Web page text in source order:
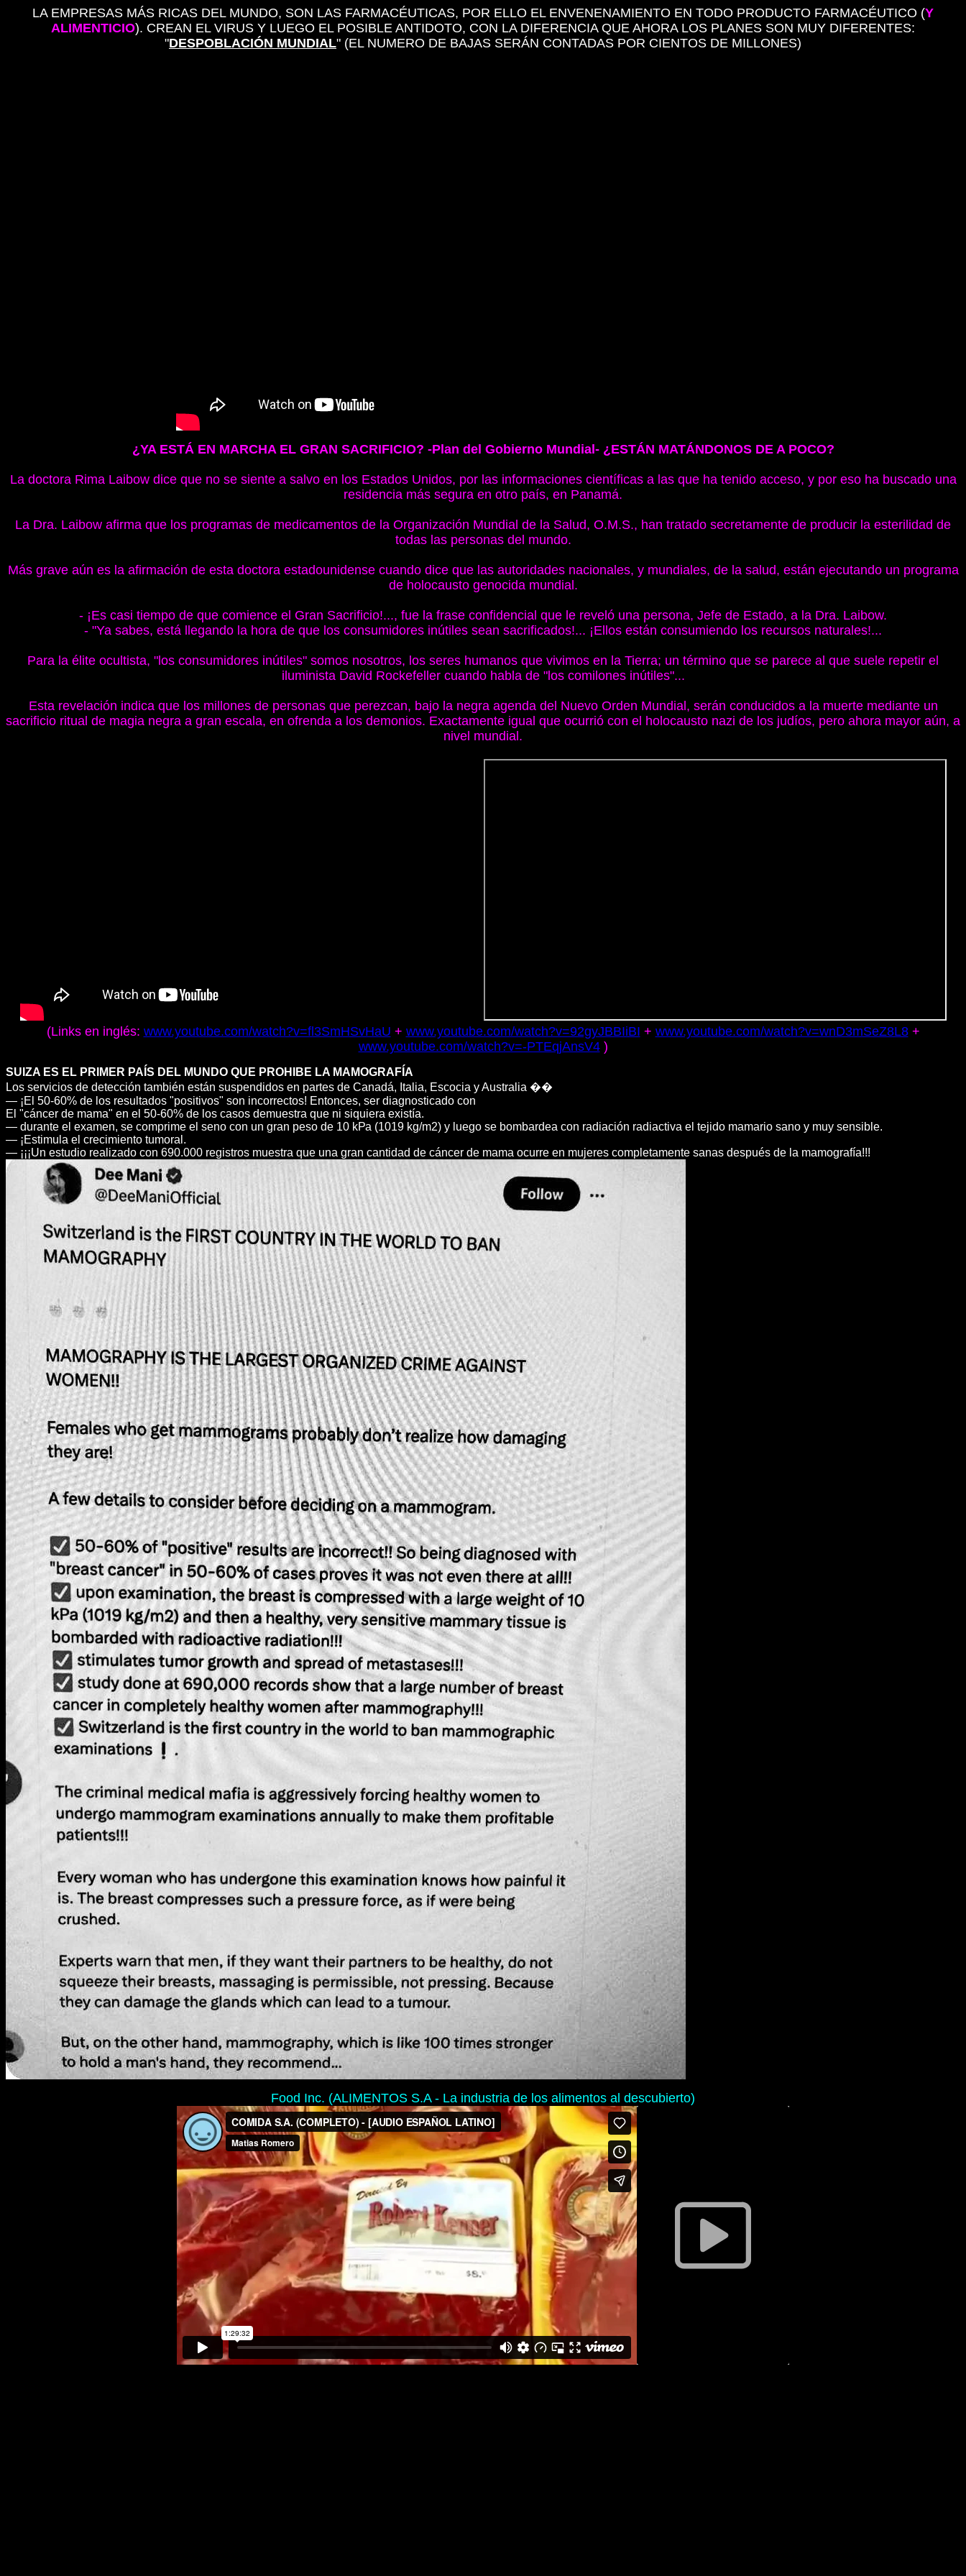
LA EMPRESAS MÁS RICAS DEL MUNDO, SON LAS FARMACÉUTICAS, POR ELLO EL ENVENENAMIENTO EN TODO PRODUCTO FARMACÉUTICO (Y
ALIMENTICIO). CREAN EL VIRUS Y LUEGO EL POSIBLE ANTIDOTO, CON LA DIFERENCIA QUE AHORA LOS PLANES SON MUY DIFERENTES:
"DESPOBLACIÓN MUNDIAL" (EL NUMERO DE BAJAS SERÁN CONTADAS POR CIENTOS DE MILLONES)
¿YA ESTÁ EN MARCHA EL GRAN SACRIFICIO? -Plan del Gobierno Mundial- ¿ESTÁN MATÁNDONOS DE A POCO?
La doctora Rima Laibow dice que no se siente a salvo en los Estados Unidos, por las informaciones científicas a las que ha tenido acceso, y por eso ha buscado una
residencia más segura en otro país, en Panamá.
La Dra. Laibow afirma que los programas de medicamentos de la Organización Mundial de la Salud, O.M.S., han tratado secretamente de producir la esterilidad de
todas las personas del mundo.
Más grave aún es la afirmación de esta doctora estadounidense cuando dice que las autoridades nacionales, y mundiales, de la salud, están ejecutando un programa
de holocausto genocida mundial.
- ¡Es casi tiempo de que comience el Gran Sacrificio!..., fue la frase confidencial que le reveló una persona, Jefe de Estado, a la Dra. Laibow.
- "Ya sabes, está llegando la hora de que los consumidores inútiles sean sacrificados!... ¡Ellos están consumiendo los recursos naturales!...
Para la élite ocultista, "los consumidores inútiles" somos nosotros, los seres humanos que vivimos en la Tierra; un término que se parece al que suele repetir el
iluminista David Rockefeller cuando habla de "los comilones inútiles"...
Esta revelación indica que los millones de personas que perezcan, bajo la negra agenda del Nuevo Orden Mundial, serán conducidos a la muerte mediante un
sacrificio ritual de magia negra a gran escala, en ofrenda a los demonios. Exactamente igual que ocurrió con el holocausto nazi de los judíos, pero ahora mayor aún, a
nivel mundial.
(Links en inglés: www.youtube.com/watch?v=fl3SmHSvHaU + www.youtube.com/watch?v=92gyJBBIiBI + www.youtube.com/watch?v=wnD3mSeZ8L8+
www.youtube.com/watch?v=-PTEqjAnsV4)
SUIZA ES EL PRIMER PAÍS DEL MUNDO QUE PROHIBE LA MAMOGRAFÍA
Los servicios de detección también están suspendidos en partes de Canadá, Italia, Escocia y Australia ��
— ¡El 50-60% de los resultados "positivos" son incorrectos! Entonces, ser diagnosticado con
El "cáncer de mama" en el 50-60% de los casos demuestra que ni siquiera existía.
— durante el examen, se comprime el seno con un gran peso de 10 kРа (1019 kg/m2) y luego se bombardea con radiación radiactiva el tejido mamario sano y muy sensible.
— ¡Estimula el crecimiento tumoral.
— ¡¡¡Un estudio realizado con 690.000 registros muestra que una gran cantidad de cáncer de mama ocurre en mujeres completamente sanas después de la mamografía!!!
Food Inc. (ALIMENTOS S.A - La industria de los alimentos al descubierto)